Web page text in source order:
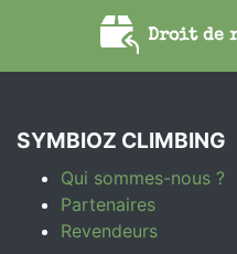
Droit de
SYMBIOZ CLIMBING
Qui sommes-nous ?
Partenaires
Revendeurs